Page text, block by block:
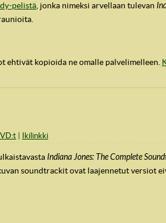
pelistä, jonka nimeksi arvellaan tulevan
ehtivät kopioida ne omalle palvelimelleen.
Ikilinkki
Indiana Jones: The Complete
soundtrackit ovat laajennetut versiot